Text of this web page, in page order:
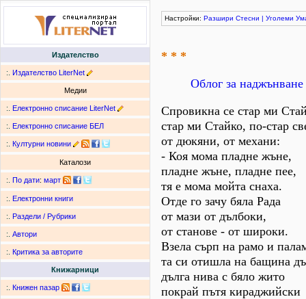
Издателство
:. Издателство LiterNet
Медии
:. Електронно списание LiterNet
:. Електронно списание БЕЛ
:. Културни новини
Каталози
:. По дати: март
:. Електронни книги
:. Раздели / Рубрики
:. Автори
:. Критика за авторите
Книжарници
:. Книжен пазар
Настройки: Разшири Стесни | Уголеми
* * *
Облог за
Спровикна се стар ми
стар ми Стайко, по-стар
от дюкяни, от механи:
- Коя мома пладне жъне,
пладне жъне, пладне пее,
тя е мома мойта снаха.
Отде го зачу бяла Рада
от мази от дълбоки,
от станове - от широки.
Взела сърп на рамо и
та си отишла на бащина
дълга нива с бяло жито
покрай пътя кираджийски